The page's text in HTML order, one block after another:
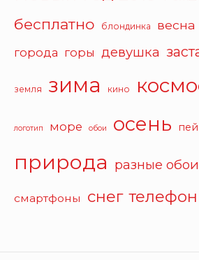
бесплатно блондинка весна
города горы девушка
земля зима кино
логотип море обои осень
природа разные обои
смартфоны снег телефон